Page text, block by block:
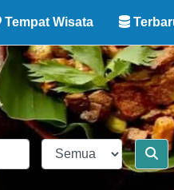
Tempat Wisata